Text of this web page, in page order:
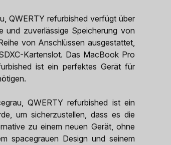
QWERTY refurbished verfügt über
und zuverlässige Speicherung von
von Anschlüssen ausgestattet,
Kartenslot. Das MacBook Pro
ist ein perfektes Gerät für
QWERTY refurbished ist ein
um sicherzustellen, dass es die
zu einem neuen Gerät, ohne
spacegrauen Design und seinem